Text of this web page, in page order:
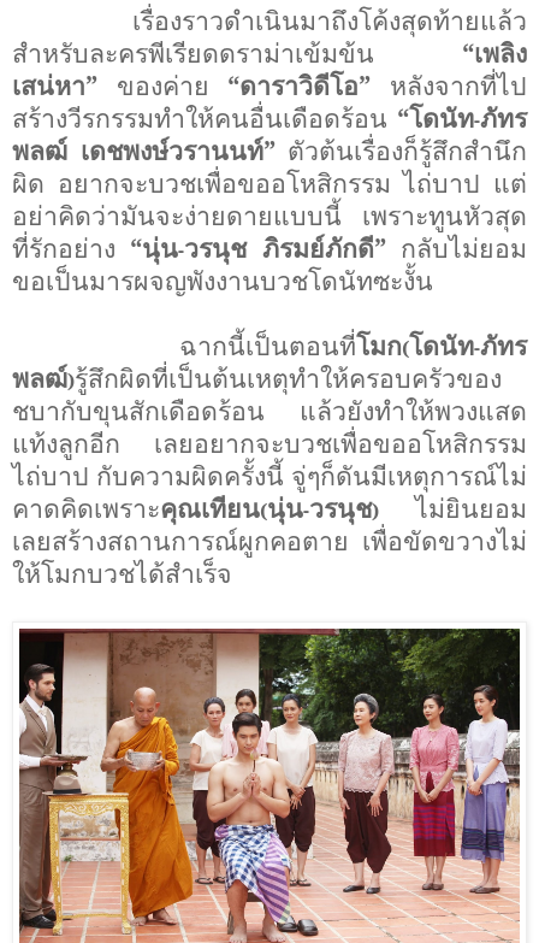
เรื่องราวดำเนินมาถึงโค้งสุดท้ายแล้ว
สำหรับละครพีเรียดดราม่าเข้มข้น “เพลิง
เสน่หา” ของค่าย “ดาราวิดีโอ” หลังจากที่ไป
สร้างวีรกรรมทำให้คนอื่นเดือดร้อน “โดนัท-ภัทร
พลฒ์ เดชพงษ์วรานนท์”ตัวต้นเรื่องก็รู้สึกสำนึก
ผิด อยากจะบวชเพื่อขออโหสิกรรม ไถ่บาป แต่
อย่าคิดว่ามันจะง่ายดายแบบนี้ เพราะทูนหัวสุด
ที่รักอย่าง “นุ่น-วรนุช ภิรมย์ภักดี” กลับไม่ยอม
ขอเป็นมารผจญพังงานบวชโดนัทซะงั้น
ฉากนี้เป็นตอนที่โมก(โดนัท-ภัทร
พลฒ์)รู้สึกผิดที่เป็นต้นเหตุทำให้ครอบครัวของ
ชบากับขุนสักเดือดร้อน แล้วยังทำให้พวงแสด
แท้งลูกอีก เลยอยากจะบวชเพื่อขออโหสิกรรม
ไถ่บาป กับความผิดครั้งนี้ จู่ๆก็ดันมีเหตุการณ์ไม่
คาดคิดเพราะคุณเทียน(นุ่น-วรนุช) ไม่ยินยอม
เลยสร้างสถานการณ์ผูกคอตาย เพื่อขัดขวางไม่
ให้โมกบวชได้สำเร็จ